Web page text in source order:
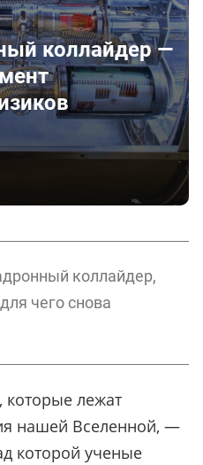
коллайдер —
коллайдер,
чего снова
которые лежат
нашей Вселенной, —
которой ученые